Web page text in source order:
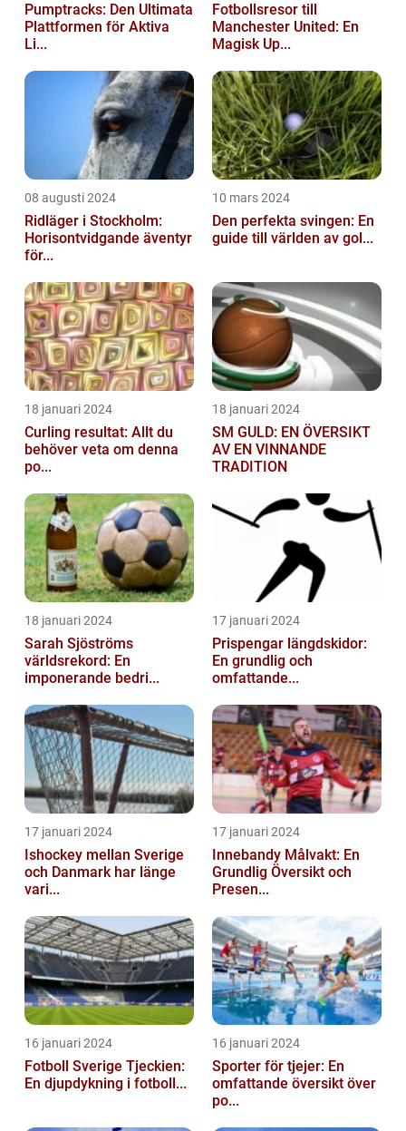
Pumptracks: Den Ultimata
Plattformen för Aktiva
Li...
Fotbollsresor till
Manchester United: En
Magisk Up...
08 augusti 2024
Ridläger i Stockholm:
Horisontvidgande äventyr
för...
10 mars 2024
Den perfekta svingen: En
guide till världen av gol...
18 januari 2024
Curling resultat: Allt du
behöver veta om denna
po...
18 januari 2024
SM GULD: EN ÖVERSIKT
AV EN VINNANDE
TRADITION
18 januari 2024
Sarah Sjöströms
världsrekord: En
imponerande bedri...
17 januari 2024
Prispengar längdskidor:
En grundlig och
omfattande...
17 januari 2024
Ishockey mellan Sverige
och Danmark har länge
vari...
17 januari 2024
Innebandy Målvakt: En
Grundlig Översikt och
Presen...
16 januari 2024
Fotboll Sverige Tjeckien:
En djupdykning i fotboll...
16 januari 2024
Sporter för tjejer: En
omfattande översikt över
po...